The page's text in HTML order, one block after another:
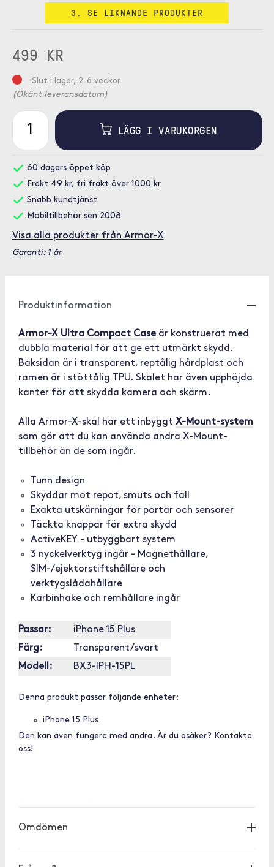
3. SE LIKNANDE PRODUKTER
499 KR
Slut i lager, 2-6 veckor
(Okänt leveransdatum)
LÄGG I VARUKORGEN
60 dagars öppet köp
Frakt 49 kr, fri frakt över 1000 kr
Snabb kundtjänst
Mobiltillbehör sen 2008
Visa alla produkter från Armor-X
Garanti: 1 år
Produktinformation
Armor-X Ultra Compact Caseär konstruerat med
dubbla material för att ge ett utmärkt skydd.
Baksidan är i transparent, reptålig hårdplast och
ramen är i stöttålig TPU. Skalet har även upphöjda
kanter för att skydda kamera och skärm.
Alla Armor-X-skal har ett inbyggt X-Mount-system
som gör att du kan använda andra X-Mount-
tillbehör än de som ingår.
Tunn design
Skyddar mot repot, smuts och fall
Exakta utskärningar för portar och sensorer
Täckta knappar för extra skydd
ActiveKEY - utbyggbart system
3 nyckelverktyg ingår - Magnethållare,
SIM-/ejektorstiftshållare och
verktygslådahållare
Karbinhake och remhållare ingår
Passar:
iPhone 15 Plus
Färg:
Transparent/svart
Modell:
BX3-IPH-15PL
Denna produkt passar följande enheter:
iPhone 15 Plus
Den kan även fungera med andra. Är du osäker? Kontakta
oss!
Omdömen